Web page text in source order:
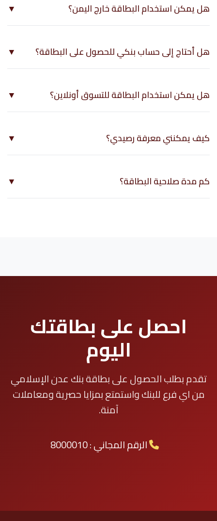
هل يمكن استخدام البطاقة خارج اليمن؟ ▼
هل أحتاج إلى حساب بنكي للحصول على البطاقة؟ ▼
هل يمكن استخدام البطاقة للتسوق أونلاين؟ ▼
كيف يمكنني معرفة رصيدي؟ ▼
كم مدة صلاحية البطاقة؟ ▼
احصل على بطاقتك
اليوم
تقدم بطلب الحصول على بطاقة بنك عدن الإسلامي
من اي فرع للبنك واستمتع بمزايا حصرية ومعاملات
آمنة.
الرقم المجاني : 8000010